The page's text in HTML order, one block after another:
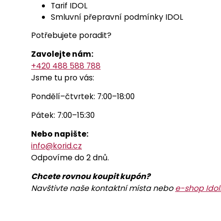
Tarif IDOL
Smluvní přepravní podmínky IDOL
Potřebujete poradit?
Zavolejte nám:
+420 488 588 788
Jsme tu pro vás:
Pondělí–čtvrtek: 7:00–18:00
Pátek: 7:00–15:30
Nebo napište:
info@korid.cz
Odpovíme do 2 dnů.
Chcete rovnou koupit kupón?
Navštivte naše kontaktní místa neboe-shop